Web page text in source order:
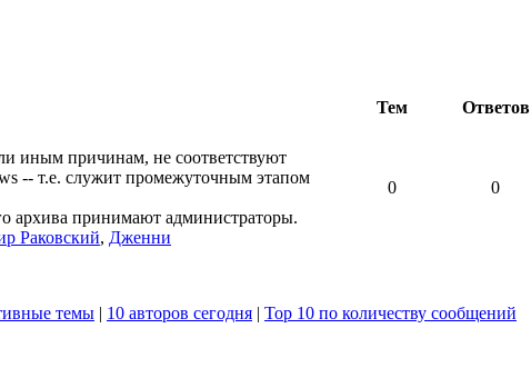
Тем Ответов
иным причинам, не соответствуют
-- т.е. служит промежуточным этапом
архива принимают администраторы.
Раковский, Дженни
0 0
темы | 10 авторов сегодня | Top 10 по количеству сообщений